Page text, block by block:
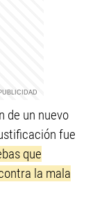
de un nuevo
fue
que
la mala